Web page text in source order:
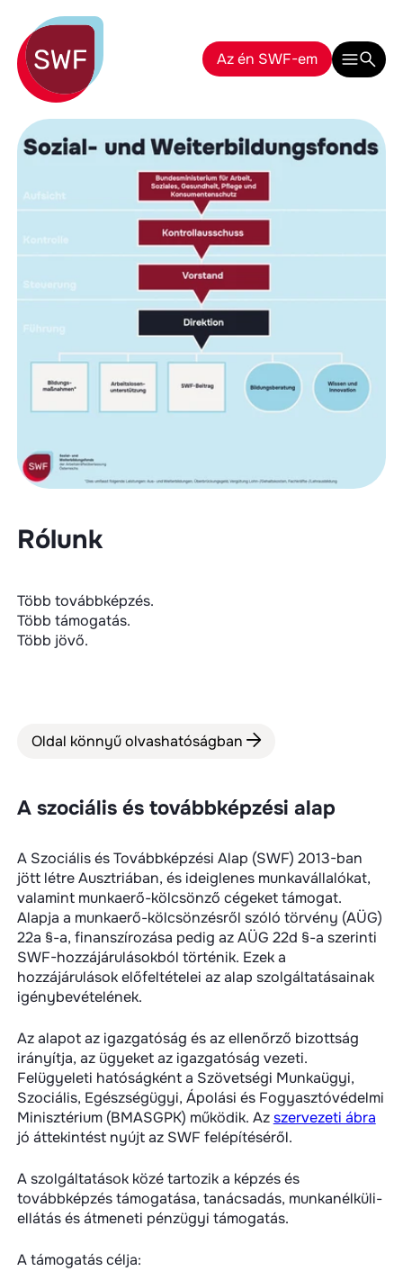
Az én SWF-em
Rólunk
Több továbbképzés.
Több támogatás.
Több jövő.
Oldal könnyű olvashatóságban
A szociális és továbbképzési alap
A Szociális és Továbbképzési Alap (SWF) 2013-ban
jött létre Ausztriában, és ideiglenes munkavállalókat,
valamint munkaerő-kölcsönző cégeket támogat.
Alapja a munkaerő-kölcsönzésről szóló törvény (AÜG)
22a §-a, finanszírozása pedig az AÜG 22d §-a szerinti
SWF-hozzájárulásokból történik. Ezek a
hozzájárulások előfeltételei az alap szolgáltatásainak
igénybevételének.
Az alapot az igazgatóság és az ellenőrző bizottság
irányítja, az ügyeket az igazgatóság vezeti.
Felügyeleti hatóságként a Szövetségi Munkaügyi,
Szociális, Egészségügyi, Ápolási és Fogyasztóvédelmi
Minisztérium (BMASGPK) működik. Azszervezeti ábra
jó áttekintést nyújt az SWF felépítéséről.
A szolgáltatások közé tartozik a képzés és
továbbképzés támogatása, tanácsadás, munkanélküli-
ellátás és átmeneti pénzügyi támogatás.
A támogatás célja: